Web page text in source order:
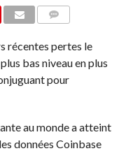
récentes pertes le
bas niveau en plus
pour
au monde a atteint
données Coinbase